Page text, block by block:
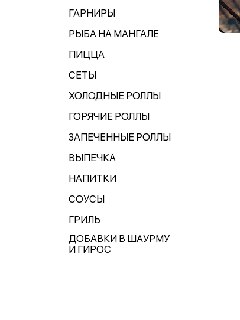
ГАРНИРЫ
РЫБА НА МАНГАЛЕ
ПИЦЦА
СЕТЫ
ХОЛОДНЫЕ РОЛЛЫ
ГОРЯЧИЕ РОЛЛЫ
ЗАПЕЧЕННЫЕ РОЛЛЫ
ВЫПЕЧКА
НАПИТКИ
СОУСЫ
ГРИЛЬ
ДОБАВКИ В ШАУРМУ
И ГИРОС